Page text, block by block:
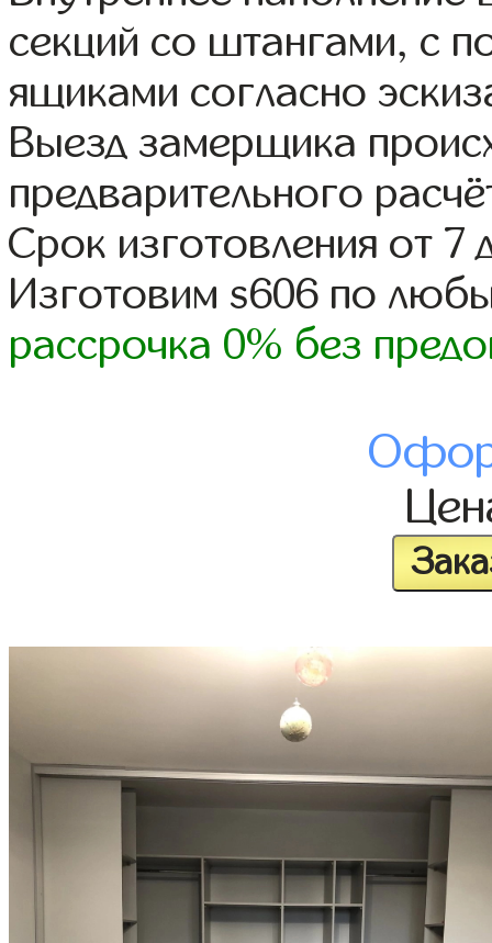
секций со штангами, с
ящиками согласно
Выезд замерщика
предварительного
Срок изготовления от 7
Изготовим s606 по
рассрочка 0% без